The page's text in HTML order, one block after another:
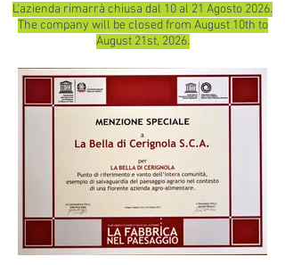
L'azienda rimarrà chiusa dal 10 al 21 Agosto 2026.
The company will be closed from August 10th to
August 21st, 2026.